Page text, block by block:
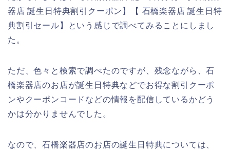
器店 誕生日特典割引クーポン】【 石橋楽器店 誕生日特
典割引セール】という感じで調べてみることにしまし
た。
ただ、色々と検索で調べたのですが、残念ながら、石
橋楽器店のお店が誕生日特典などでお得な割引クーポ
ンやクーポンコードなどの情報を配信しているかどう
かは分かりませんでした。
なので、石橋楽器店のお店の誕生日特典については、